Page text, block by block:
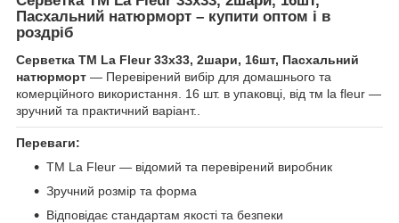
Пасхальний натюрморт – купити оптом і в
роздріб
Серветка ТМ La Fleur 33х33, 2шари, 16шт, Пасхальний
натюрморт — Перевірений вибір для домашнього та
комерційного використання. 16 шт. в упаковці, від тм la fleur —
зручний та практичний варіант..
Переваги:
ТМ La Fleur — відомий та перевірений виробник
Зручний розмір та форма
Відповідає стандартам якості та безпеки